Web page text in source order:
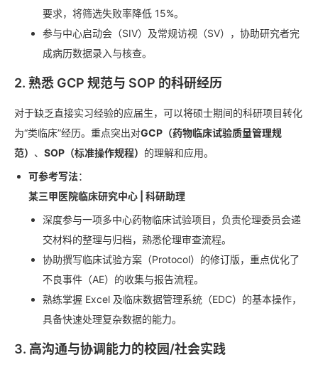
要求，将筛选失败率降低 15%。
参与中心启动会（SIV）及常规访视（SV），协助研究者完
成病历数据录入与核查。
2. 熟悉 GCP 规范与 SOP 的科研经历
对于缺乏直接实习经验的应届生，可以将硕士期间的科研项目转化
为“类临床”经历。重点突出对GCP（药物临床试验质量管理规
范） 、 SOP（标准操作规程） 的理解和应用。
可参考写法：
某三甲医院临床研究中心 | 科研助理
深度参与一项多中心药物临床试验项目，负责伦理委员会递
交材料的整理与归档，熟悉伦理审查流程。
协助撰写临床试验方案（Protocol）的修订版，重点优化了
不良事件（AE）的收集与报告流程。
熟练掌握 Excel 及临床数据管理系统（EDC）的基本操作，
具备快速处理复杂数据的能力。
3. 高沟通与协调能力的校园/社会实践